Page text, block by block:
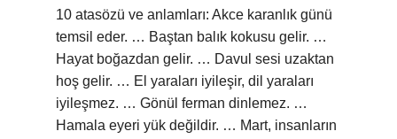
10 atasözü ve anlamları: Akce karanlık günü
temsil eder. … Baştan balık kokusu gelir. …
Hayat boğazdan gelir. … Davul sesi uzaktan
hoş gelir. … El yaraları iyileşir, dil yaraları
iyileşmez. … Gönül ferman dinlemez. …
Hamala eyeri yük değildir. … Mart, insanların